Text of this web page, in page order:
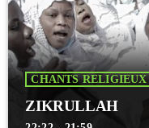
CHANTS RELIGIEUX
ZIKRULLAH